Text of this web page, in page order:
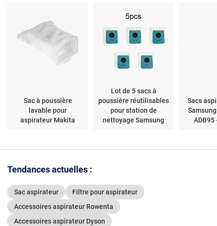
Sac à poussière
lavable pour
aspirateur Makita
Lot de 5 sacs à
poussière réutilisables
pour station de
nettoyage Samsung
Sacs
ADB95
Tendances actuelles :
Sac aspirateur
Filtre pour aspirateur
Accessoires aspirateur Rowenta
Accessoires aspirateur Dyson